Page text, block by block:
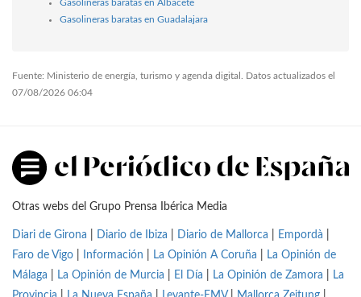
Gasolineras baratas en Albacete
Gasolineras baratas en Guadalajara
Fuente: Ministerio de energía, turismo y agenda digital. Datos actualizados el
07/08/2026 06:04
Otras webs del Grupo Prensa Ibérica Media
Diari de Girona Diario de Ibiza Diario de Mallorca Empordà
Faro de Vigo
Información La Opinión A Coruña
La Opinión de
Málaga
La Opinión de Murcia El Día La Opinión de Zamora
La